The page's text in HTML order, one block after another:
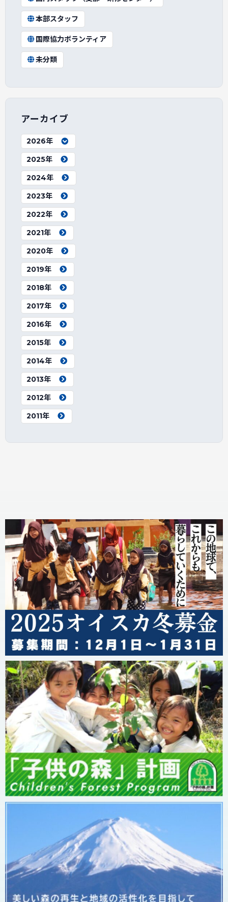
本部スタッフ
国際協力ボランティア
未分類
アーカイブ
2026年
2025年
2024年
2023年
2022年
2021年
2020年
2019年
2018年
2017年
2016年
2015年
2014年
2013年
2012年
2011年